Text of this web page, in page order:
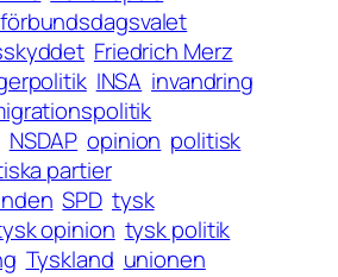
förbundsdagsvalet
Friedrich Merz
INSA invandring
NSDAP opinion politisk
partier
SPD tysk
opinion tysk politik
Tyskland unionen